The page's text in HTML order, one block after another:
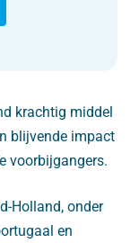
krachtig middel
blijvende impact
voorbijgangers.
Holland, onder
en